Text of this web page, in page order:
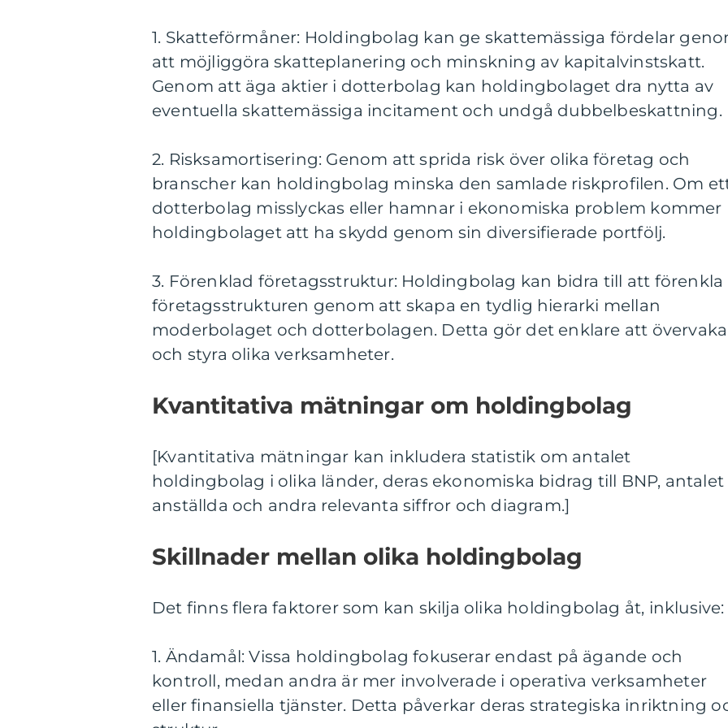
1. Skatteförmåner: Holdingbolag kan ge skattemässiga fördelar
att möjliggöra skatteplanering och minskning av kapitalvinstskatt.
Genom att äga aktier i dotterbolag kan holdingbolaget dra nytta av
eventuella skattemässiga incitament och undgå dubbelbeskattning.
2. Risksamortisering: Genom att sprida risk över olika företag och
branscher kan holdingbolag minska den samlade riskprofilen. Om
dotterbolag misslyckas eller hamnar i ekonomiska problem kommer
holdingbolaget att ha skydd genom sin diversifierade portfölj.
3. Förenklad företagsstruktur: Holdingbolag kan bidra till att förenkla
företagsstrukturen genom att skapa en tydlig hierarki mellan
moderbolaget och dotterbolagen. Detta gör det enklare att övervaka
och styra olika verksamheter.
Kvantitativa mätningar om holdingbolag
[Kvantitativa mätningar kan inkludera statistik om antalet
holdingbolag i olika länder, deras ekonomiska bidrag till BNP, antalet
anställda och andra relevanta siffror och diagram.]
Skillnader mellan olika holdingbolag
Det finns flera faktorer som kan skilja olika holdingbolag åt, inklusive:
1. Ändamål: Vissa holdingbolag fokuserar endast på ägande och
kontroll, medan andra är mer involverade i operativa verksamheter
eller finansiella tjänster. Detta påverkar deras strategiska inriktning